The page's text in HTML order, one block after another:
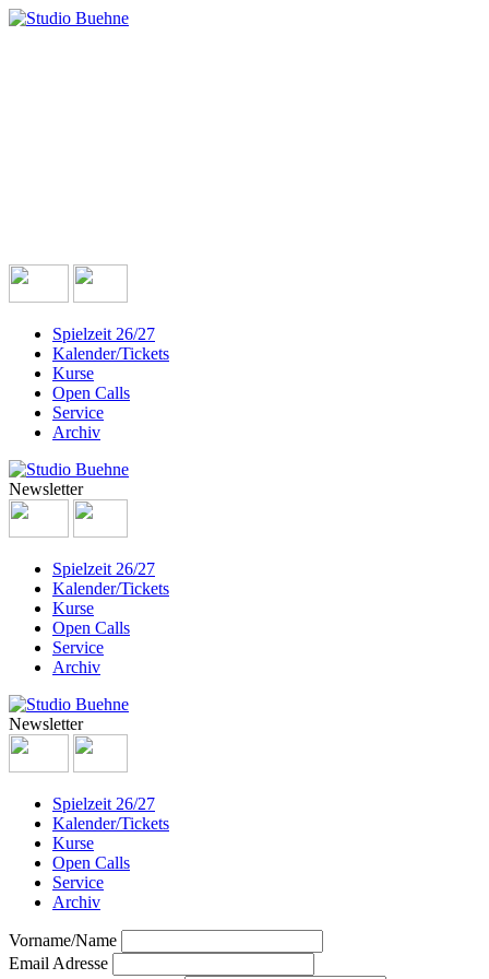
Spielzeit 26/27
Kalender/Tickets
Kurse
Open Calls
Service
Archiv
Newsletter
Spielzeit 26/27
Kalender/Tickets
Kurse
Open Calls
Service
Archiv
Newsletter
Spielzeit 26/27
Kalender/Tickets
Kurse
Open Calls
Service
Archiv
Vorname/Name
Email Adresse